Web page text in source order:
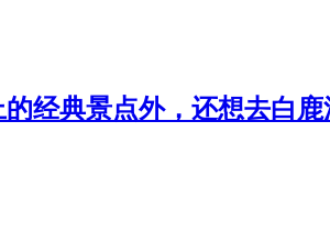
经典景点外，还想去白